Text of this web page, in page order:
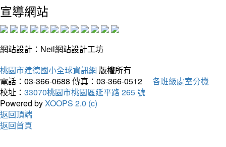
宣導網站
網站設計：Neil網站設計工坊
桃園市建德國小全球資訊網 版權所有
電話：03-366-0688 傳真：03-366-0512
各班級處室分機
校址： 33070桃園市桃園區延平路 265 號
Powered byXOOPS 2.0 (c)
返回頂端
返回首頁